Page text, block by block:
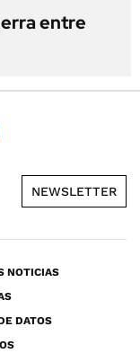
entre
NEWSLETTER
NOTICIAS
DATOS